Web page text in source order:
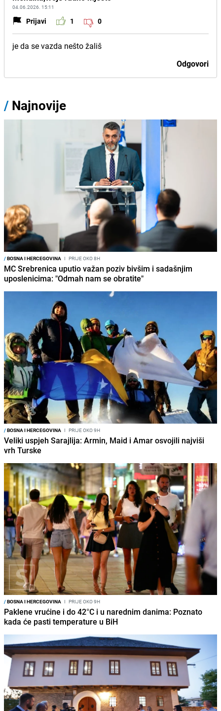
04.06.2026. 15:11
Prijavi 1 0
je da se vazda nešto žališ
Odgovori
/ Najnovije
/BOSNA I HERCEGOVINA I PRIJE OKO 8H
MC Srebrenica uputio važan poziv bivšim i sadašnjim
uposlenicima: "Odmah nam se obratite"
/BOSNA I HERCEGOVINA I PRIJE OKO 9H
Veliki uspjeh Sarajlija: Armin, Maid i Amar osvojili najviši
vrh Turske
/BOSNA I HERCEGOVINA I PRIJE OKO 9H
Paklene vrućine i do 42°C i u narednim danima: Poznato
kada će pasti temperature u BiH